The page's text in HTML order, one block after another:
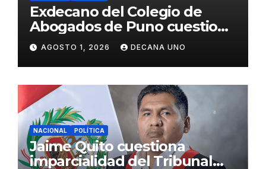
Exdecano del Colegio de
Abogados de Puno cuestiona
propuestas sobre seguridad
ciudadana
AGOSTO 1, 2026 DECANA UNO
NACIONAL POLÍTICA
Jaime Quito cuestiona
imparcialidad del Tribunal